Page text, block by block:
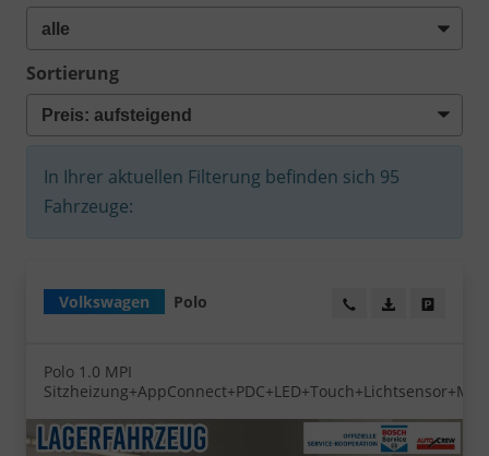
Sortierung
In Ihrer aktuellen Filterung befinden sich 95
Fahrzeuge:
Volkswagen Polo Wir rufen Sie an!
PDF-Datei,
Polo 1.0 MPI